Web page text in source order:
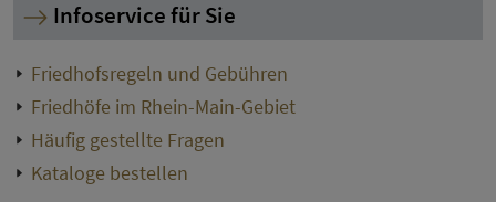
Infoservice für Sie
Friedhofsregeln und Gebühren
Friedhöfe im Rhein-Main-Gebiet
Häufig gestellte Fragen
Kataloge bestellen